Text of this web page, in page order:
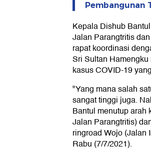
Pembangunan
Kepala Dishub
Jalan Parangtritis
rapat koordinasi
Sri Sultan
kasus COVID-19
"Yang mana salah
sangat tinggi juga.
Bantul menutup arah
Jalan Parangtritis)
ringroad Wojo (Jalan
Rabu (7/7/2021).